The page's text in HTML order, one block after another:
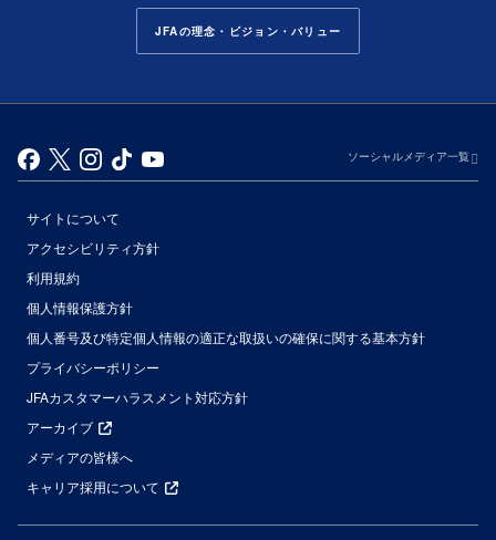
JFAの理念・ビジョン・バリュー
ソーシャルメディア一覧
サイトについて
アクセシビリティ方針
利用規約
個人情報保護方針
個人番号及び特定個人情報の適正な取扱いの確保に関する基本方針
プライバシーポリシー
JFAカスタマーハラスメント対応方針
アーカイブ
メディアの皆様へ
キャリア採用について